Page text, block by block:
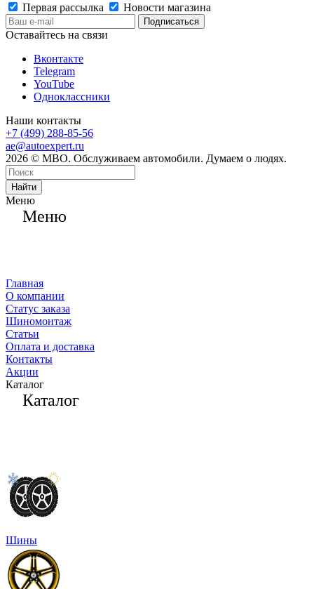
Первая рассылка
Новости магазина
Оставайтесь на связи
Вконтакте
Telegram
YouTube
Одноклассники
Наши контакты
+7 (499) 288-85-56
ae@autoexpert.ru
2026 © МВО. Обслуживаем автомобили. Думаем о людях.
Найти
Меню
Меню
Главная
О компании
Статус заказа
Шиномонтаж
Статьи
Оплата и доставка
Контакты
Акции
Каталог
Каталог
Шины